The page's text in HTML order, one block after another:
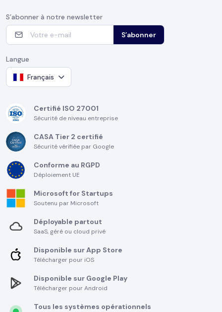
S’abonner à notre newsletter
S’abonner
Langue
Français
Certifié ISO 27001
Sécurité de niveau entreprise
CASA Tier 2 certifié
Sécurité vérifiée par Google
Conforme au RGPD
Déploiement UE
Microsoft for Startups
Soutenu par Microsoft
Déployable partout
SaaS, géré ou cloud privé
Disponible sur App Store
Télécharger pour iOS
Disponible sur Google Play
Télécharger pour Android
Tous les systèmes opérationnels